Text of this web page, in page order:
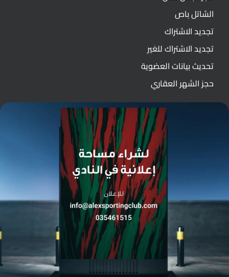
الشاتل باص
تجديد الاشتراك
تجديد الاشتراك للغير
تحديث بيانات العضوية
حجز الشهر العقاري